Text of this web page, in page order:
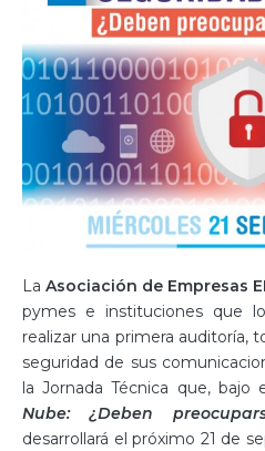
La Asociación de Empresas
pymes e instituciones que
realizar una primera auditoría,
seguridad de sus
la Jornada Técnica que, bajo
Nube: ¿Deben
desarrollará el próximo 21 de